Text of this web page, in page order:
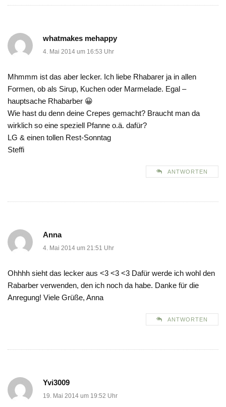
whatmakes mehappy
4. Mai 2014 um 16:53 Uhr
Mhmmm ist das aber lecker. Ich liebe Rhabarer ja in allen
Formen, ob als Sirup, Kuchen oder Marmelade. Egal –
hauptsache Rhabarber 😀
Wie hast du denn deine Crepes gemacht? Braucht man da
wirklich so eine speziell Pfanne o.ä. dafür?
LG & einen tollen Rest-Sonntag
Steffi
ANTWORTEN
Anna
4. Mai 2014 um 21:51 Uhr
Ohhhh sieht das lecker aus <3 <3 <3 Dafür werde ich wohl den
Rabarber verwenden, den ich noch da habe. Danke für die
Anregung! Viele Grüße, Anna
ANTWORTEN
Yvi3009
19. Mai 2014 um 19:52 Uhr